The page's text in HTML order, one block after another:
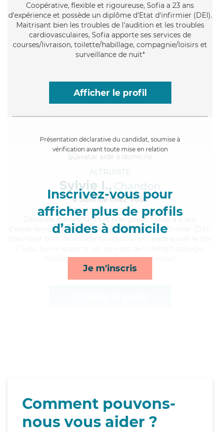
Coopérative, flexible et rigoureuse, Sofia a 23 ans
d'expérience et possède un diplôme d'Etat d'infirmier (DEI).
Maitrisant bien les troubles de l'audition et les troubles
cardiovasculaires, Sofia apporte ses services de
courses/livraison, toilette/habillage, compagnie/loisirs et
surveillance de nuit*
Afficher le profil
Présentation déclarative du candidat, soumise à
vérification avant toute mise en relation
Inscrivez-vous pour
afficher plus de profils
d’aides à domicile
Je m'inscris
ALTRUISTE
Sylvie I., Chandon
à 5km de chez Vous
, bienveillante et énergique, Sylvie a 4 ans
d'expérience et possède un diplôme d'Etat d'infirmier (DEI).
mobilité, ménage et lessive/repassage*
Comment pouvons-
nous vous aider ?